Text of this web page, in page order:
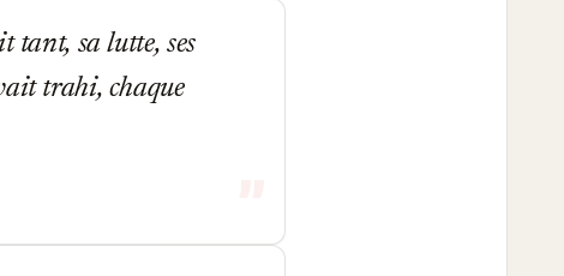
sa lutte, ses
trahi, chaque